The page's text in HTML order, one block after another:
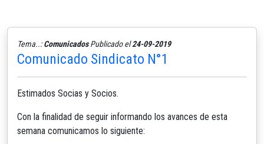
Tema..:ComunicadosPublicado el24-09-2019
Comunicado Sindicato N°1
Estimados Socias y Socios.
Con la finalidad de seguir informando los avances de esta
semana comunicamos lo siguiente: